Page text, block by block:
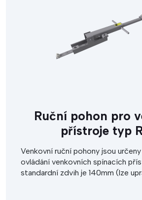
Ruční pohon pro
přístroje typ
Venkovní ruční pohony jsou
ovládání venkovních spínacích
standardní zdvih je 140mm (lze